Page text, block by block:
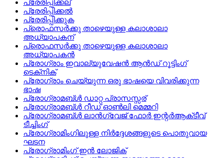
പ്രേരിപ്പിക്കല്
പ്രേരിപ്പിക്കല്‍
പ്രേരിപ്പിക്കുക
പ്രൊഫസര്‍ക്കു താഴെയുള്ള കലാശാലാ
അധ്യാപകന്
പ്രൊഫസര്‍ക്കു താഴെയുള്ള കലാശാലാ
അധ്യാപകന്‍
പ്രോഗ്രാം ഇവാല്യുവേഷന്‍ ആന്‍ഡ്‌ റൂട്ടിംഗ്‌
ടെക്‌നിക്
പ്രോഗ്രാം ചെയ്യുന്ന ഒരു ഭാഷയെ വിവരിക്കുന്ന
ഭാഷ
പ്രോഗ്രാമബ്‌ള്‍ ഡാറ്റ പ്രാസസ്സര്
പ്രോഗ്രാമബ്‌ള്‍ റീഡ്‌ ഓണ്‍ലി മെമ്മറി
പ്രോഗ്രാമബ്‌ള്‍ ലാന്‍ഗ്വേജ്‌ ഫോര്‍ ഇന്റര്‍ആക്‌ടീവ്‌
ടീച്ചിംഗ്
പ്രോഗ്രാമിംഗിലുള്ള നിര്‍ദ്ദേശങ്ങളുടെ പൊതുവായ
ഘടന
പ്രോഗ്രാമിംഗ്‌ ഇന്‍ ലോജിക്